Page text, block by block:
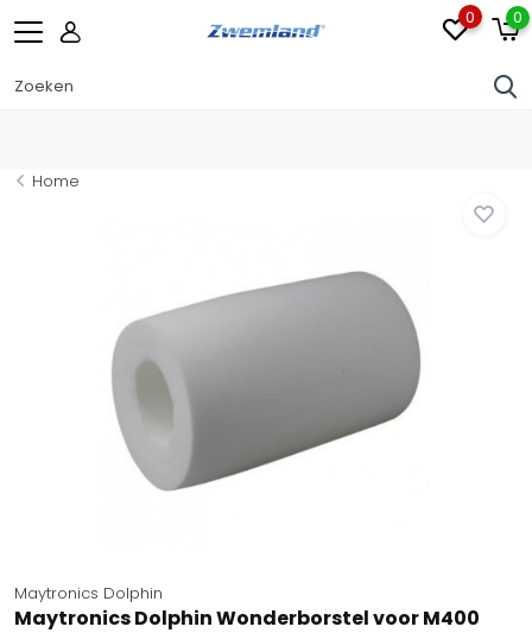
0 0
Home
Maytronics Dolphin
Maytronics Dolphin Wonderborstel voor M400